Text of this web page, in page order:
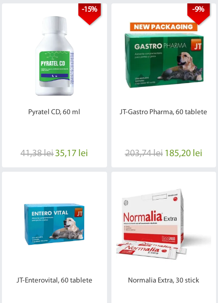
-15%
Pyratel CD, 60 ml
41,38 lei35,17 lei
-9%
JT-Gastro Pharma, 60 tablete
203,74 lei 185,20 lei
JT-Enterovital, 60 tablete Normalia Extra, 30 stick